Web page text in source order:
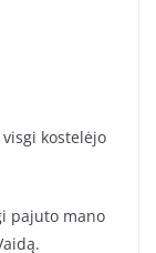
kostelėjo
pajuto mano